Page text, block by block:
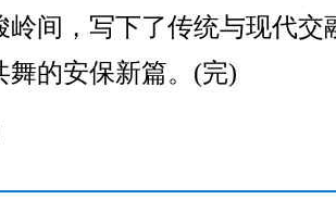
岭间，写下了传统与现代交
舞的安保新篇。(完)